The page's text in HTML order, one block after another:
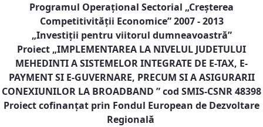
Programul Operaţional Sectorial „Creşterea
Competitivităţii Economice” 2007 - 2013
„Investiţii pentru viitorul dumneavoastră”
Proiect „IMPLEMENTAREA LA NIVELUL JUDETULUI
MEHEDINTI A SISTEMELOR INTEGRATE DE E-TAX, E-
PAYMENT SI E-GUVERNARE, PRECUM SI A ASIGURARII
CONEXIUNILOR LA BROADBAND ” cod SMIS-CSNR 48398
Proiect cofinanţat prin Fondul European de Dezvoltare
Regională